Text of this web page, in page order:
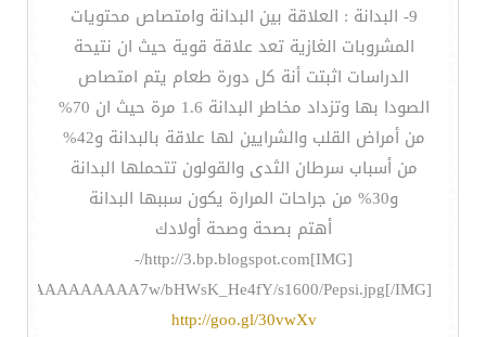
9- البدانة : العلاقة بين البدانة وامتصاص محتويات
المشروبات الغازية تعد علاقة قوية حيث ان نتيحة
الدراسات اثبتت أنة كل دورة طعام يتم امتصاص
الصودا بها وتزداد مخاطر البدانة 1.6 مرة حيث ان 70%
من أمراض القلب والشرايين لها علاقة بالبدانة و42%
من أسباب سرطان الثدى والقولون تتحملها البدانة
و30% من جراحات المرارة يكون سببها البدانة
أهتم بصحة وصحة أولادك
[IMG]http://3.bp.blogspot.com/-
AAAAAAAAA7w/bHWsK_He4fY/s1600/Pepsi.jpg[/IMG]
http://goo.gl/30vwXv